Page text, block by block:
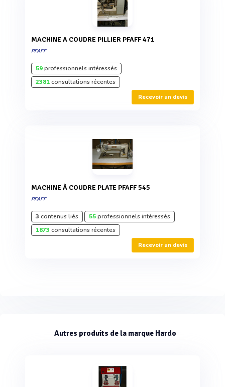
MACHINE A COUDRE PILLIER PFAFF 471
PFAFF
59professionnels intéressés
2381consultations récentes
Recevoir un devis
MACHINE À COUDRE PLATE PFAFF 545
PFAFF
3 contenus liés 55professionnels intéressés
1873 consultations récentes
Recevoir un devis
Autres produits de la marque Hardo